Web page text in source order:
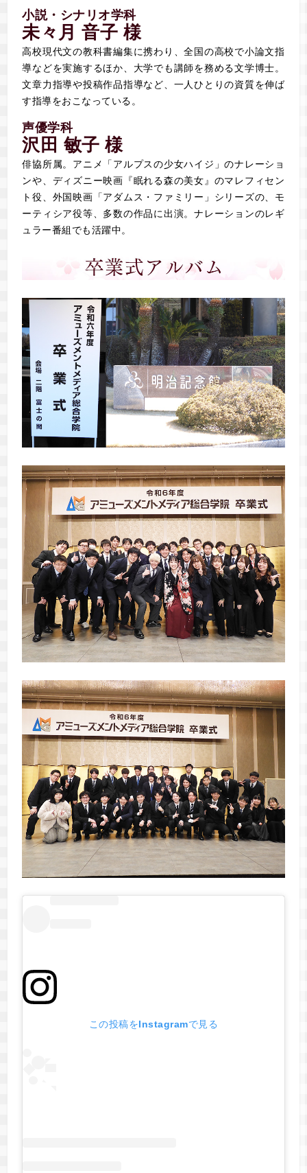
小説・シナリオ学科
未々月 音子 様
高校現代文の教科書編集に携わり、全国の高校で小論文指
導などを実施するほか、大学でも講師を務める文学博士。
文章力指導や投稿作品指導など、一人ひとりの資質を伸ば
す指導をおこなっている。
声優学科
沢田 敏子 様
俳協所属。アニメ「アルプスの少女ハイジ」のナレーショ
ンや、ディズニー映画『眠れる森の美女』のマレフィセン
ト役、外国映画「アダムス・ファミリー」シリーズの、モ
ーティシア役等、多数の作品に出演。ナレーションのレギ
ュラー番組でも活躍中。
この投稿をInstagramで見る